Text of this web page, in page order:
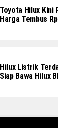
Toyota Hilux Kini
Harga Tembus
Hilux Listrik
Siap Bawa Hilux